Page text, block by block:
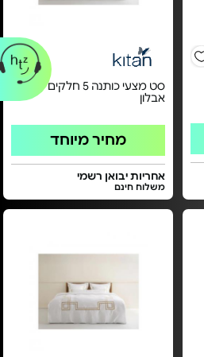
סט מצעי כותנה 5 חלקים - דגם
אבלון
מחיר מיוחד
אחריות יבואן רשמי
משלוח חינם